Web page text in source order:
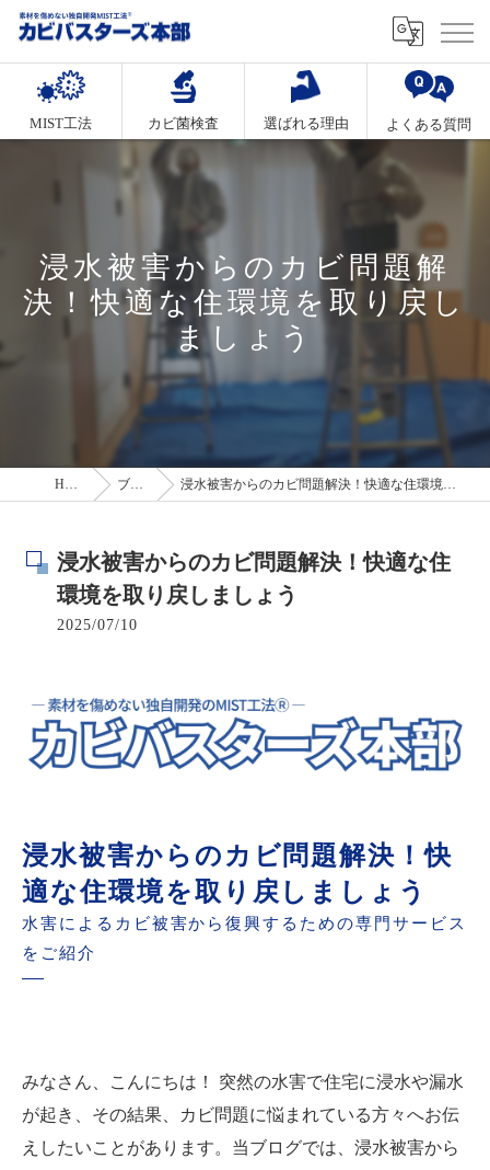
MIST工法 カビ菌検査 選ばれる理由 よくある質問
浸水被害からのカビ問題解
決！快適な住環境を取り戻し
ましょう
HOME ブログ 浸水被害からのカビ問題解決！快適な住環境を取り戻しましょう
浸水被害からのカビ問題解決！快適な住
環境を取り戻しましょう
2025/07/10
浸水被害からのカビ問題解決！快
適な住環境を取り戻しましょう
水害によるカビ被害から復興するための専門サービス
をご紹介
みなさん、こんにちは！ 突然の水害で住宅に浸水や漏水
が起き、その結果、カビ問題に悩まれている方々へお伝
えしたいことがあります。当ブログでは、浸水被害から